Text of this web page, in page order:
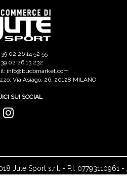
02 26 14 52 55
02 26 13 232
info@budomarket.com
Via Asiago, 26, 20128 MILANO
SUI SOCIAL
Jute Sport s.r.l. - P.I. 07793110961